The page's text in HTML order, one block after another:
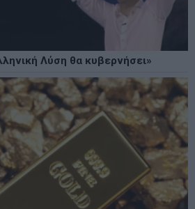
Λύση θα κυβερνήσει»